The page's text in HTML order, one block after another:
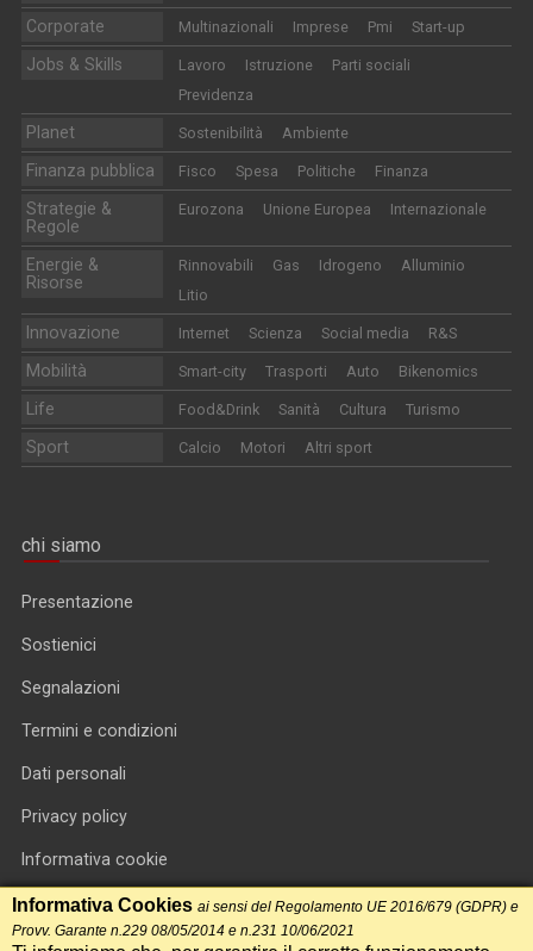
Corporate Multinazionali Imprese Pmi Start-up
Jobs & Skills Lavoro Istruzione
Parti sociali
Previdenza
Planet Sostenibilità Ambiente
Finanza pubblica Fisco Spesa Politiche Finanza
Strategie &
Regole
Eurozona Unione Europea Internazionale
Energie &
Risorse
Rinnovabili Gas Idrogeno
Alluminio
Litio
Innovazione Internet Scienza Social media R&S
Mobilità Smart-city Trasporti Auto Bikenomics
Life Food&Drink Sanità Cultura Turismo
Sport Calcio Motori Altri sport
chi siamo
Presentazione
Sostienici
Segnalazioni
Termini e condizioni
Dati personali
Privacy policy
Informativa cookie
RSS feed
RSS Top News
Informativa Cookies ai sensi del Regolamento UE 2016/679 (GDPR) e
Provv. Garante n.229 08/05/2014 e n.231 10/06/2021